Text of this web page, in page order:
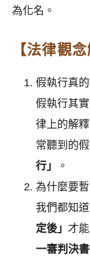
為化名。
【法律觀念
假執行真
假執行其
律上的解
常聽到的假
行」
。
為什麼要
我們都知
定後」 才
一審判決